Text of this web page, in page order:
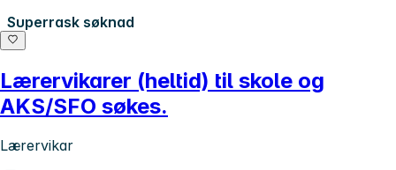
Superrask søknad
Lærervikarer (heltid) til skole og
AKS/SFO søkes.
Lærervikar